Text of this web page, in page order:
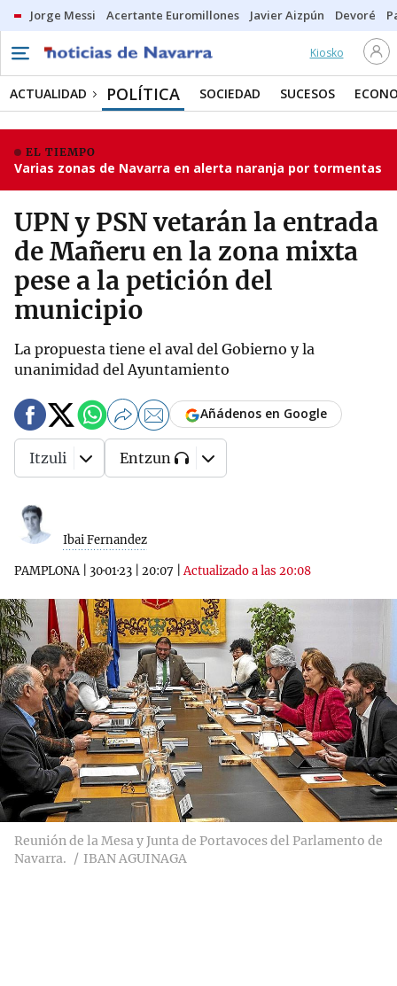
Jorge Messi Acertante Euromillones Javier Aizpún Devoré
Kiosko
ACTUALIDAD POLÍTICA SOCIEDAD SUCESOS
EL TIEMPO
Varias zonas de Navarra en alerta naranja por tormentas
UPN y PSN vetarán la entrada
de Mañeru en la zona mixta
pese a la petición del
municipio
La propuesta tiene el aval del Gobierno y la
unanimidad del Ayuntamiento
Ibai Fernandez
PAMPLONA| 30·01·23 20:07 |Actualizado a las 20:08
Añádenos en Google
Itzuli Entzun
Reunión de la Mesa y Junta de Portavoces del Parlamento de
Navarra.
IBAN AGUINAGA